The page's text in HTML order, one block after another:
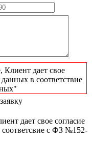
Клиент дает свое
в соответствие
дает свое согласие
с ФЗ №152-